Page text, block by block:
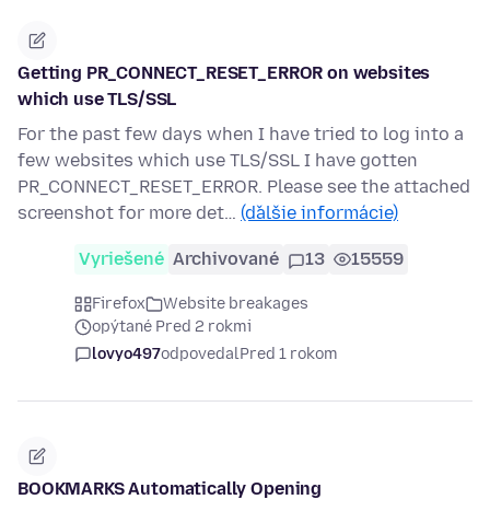
Getting PR_CONNECT_RESET_ERROR on websites
which use TLS/SSL
For the past few days when I have tried to log into a
few websites which use TLS/SSL I have gotten
PR_CONNECT_RESET_ERROR. Please see the attached
screenshot for more det… (ďalšie informácie)
Vyriešené Archivované 13 15559
Firefox
Website breakages
opýtané Pred 2 rokmi
lovyo497odpovedalPred 1 rokom
BOOKMARKS Automatically Opening